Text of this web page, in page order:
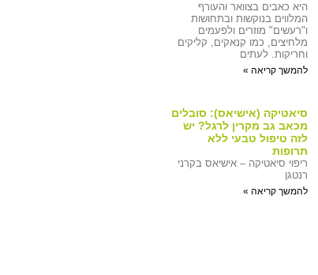
היא כאבים בצוואר והעורף
המלווים בנוקשות ובתחושות
ו"רעשים" מוזרים ולפעמים
מלחיצים, כמו קנאקים, קליקים
וחריקות. לעתים
להמשך קריאה »
סיאטיקה (אישיאס): סובלים
מכאב גב מקרין לרגל? יש
לזה טיפול טבעי ללא
תרופות
ריפוי סיאטיקה – אישיאס בקרני
רנטגן
להמשך קריאה »